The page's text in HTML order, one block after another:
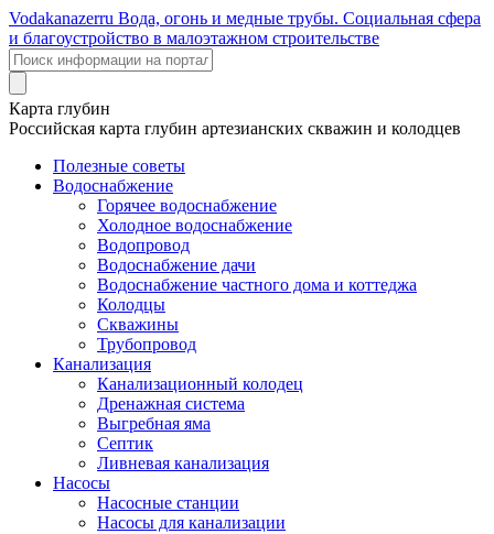
Vodakanazerru Вода, огонь и медные трубы. Социальная сфера
и благоустройство в малоэтажном строительстве
Карта глубин
Российская карта глубин артезианских скважин и колодцев
Полезные советы
Водоснабжение
Горячее водоснабжение
Холодное водоснабжение
Водопровод
Водоснабжение дачи
Водоснабжение частного дома и коттеджа
Колодцы
Скважины
Трубопровод
Канализация
Канализационный колодец
Дренажная система
Выгребная яма
Септик
Ливневая канализация
Насосы
Насосные станции
Насосы для канализации